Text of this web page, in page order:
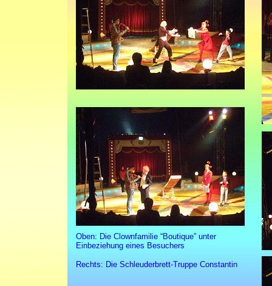
Oben: Die Clownfamilie “Boutique” unter
Einbeziehung eines Besuchers
Rechts: Die Schleuderbrett-Truppe Constantin